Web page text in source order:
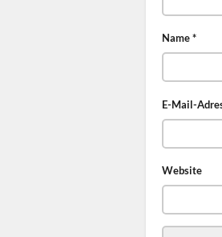
Name*
E-Mail-
Website